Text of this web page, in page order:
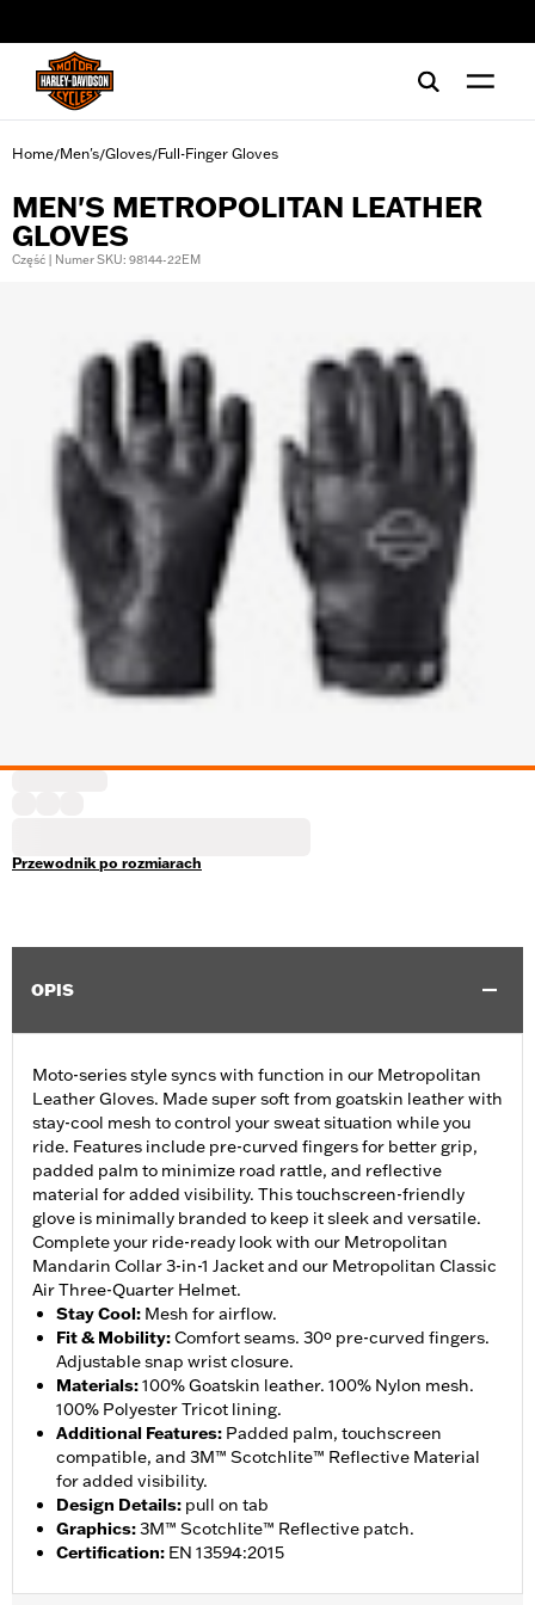
Home/Men's/Gloves/Full-Finger Gloves
MEN'S METROPOLITAN LEATHER
GLOVES
Część | Numer SKU: 98144-22EM
Przewodnik po rozmiarach
OPIS
Moto-series style syncs with function in our Metropolitan
Leather Gloves. Made super soft from goatskin leather with
stay-cool mesh to control your sweat situation while you
ride. Features include pre-curved fingers for better grip,
padded palm to minimize road rattle, and reflective
material for added visibility. This touchscreen-friendly
glove is minimally branded to keep it sleek and versatile.
Complete your ride-ready look with our Metropolitan
Mandarin Collar 3-in-1 Jacket and our Metropolitan Classic
Air Three-Quarter Helmet.
Stay Cool: Mesh for airflow.
Fit & Mobility:Comfort seams. 30º pre-curved fingers.
Adjustable snap wrist closure.
Materials:100% Goatskin leather. 100% Nylon mesh.
100% Polyester Tricot lining.
Additional Features: Padded palm, touchscreen
compatible, and 3M™ Scotchlite™ Reflective Material
for added visibility.
Design Details: pull on tab
Graphics:3M™ Scotchlite™ Reflective patch.
Certification: EN 13594:2015